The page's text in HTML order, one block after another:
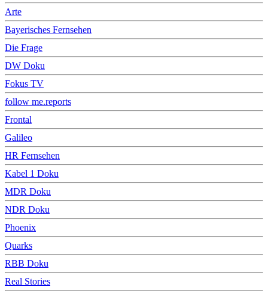
Arte
Bayerisches Fernsehen
Die Frage
DW Doku
Fokus TV
follow me.reports
Frontal
Galileo
HR Fernsehen
Kabel 1 Doku
MDR Doku
NDR Doku
Phoenix
Quarks
RBB Doku
Real Stories